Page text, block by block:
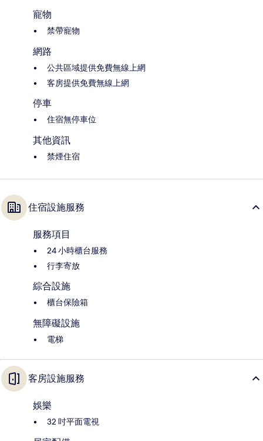
寵物
禁帶寵物
網路
公共區域提供免費無線上網
客房提供免費無線上網
停車
住宿無停車位
其他資訊
禁煙住宿
住宿設施服務
服務項目
24 小時櫃台服務
行李寄放
綜合設施
櫃台保險箱
無障礙設施
電梯
客房設施服務
娛樂
32 吋平面電視